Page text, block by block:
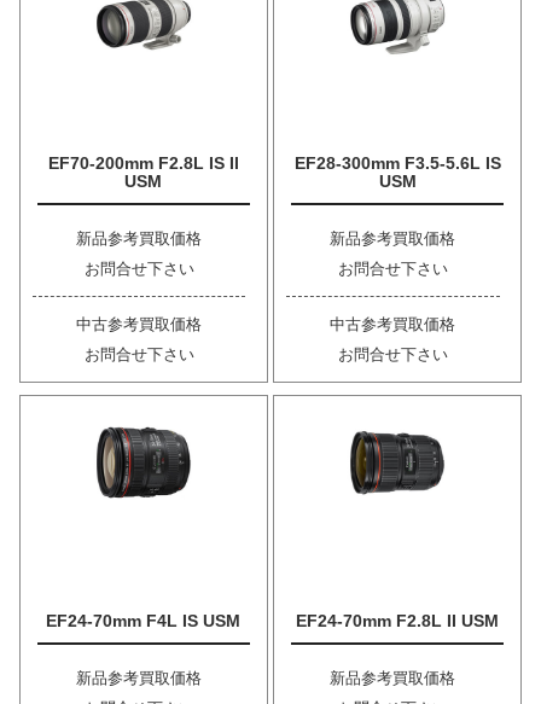
EF70-200mm F2.8L IS II
USM
新品参考買取価格
お問合せ下さい
中古参考買取価格
お問合せ下さい
EF28-300mm F3.5-5.6L IS
USM
新品参考買取価格
お問合せ下さい
中古参考買取価格
お問合せ下さい
EF24-70mm F4L IS USM
新品参考買取価格
EF24-70mm F2.8L II USM
新品参考買取価格